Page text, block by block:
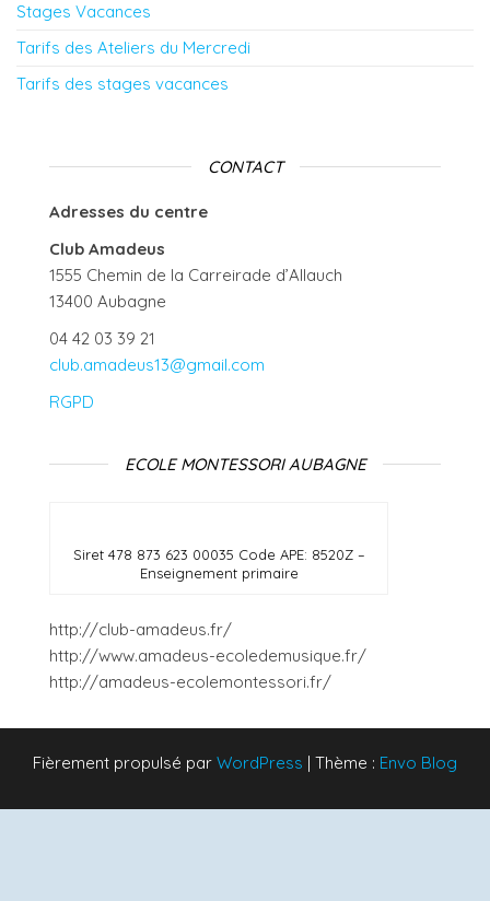
Stages Vacances
Tarifs des Ateliers du Mercredi
Tarifs des stages vacances
CONTACT
Adresses du centre
Club Amadeus
1555 Chemin de la Carreirade d’Allauch
13400 Aubagne
04 42 03 39 21
club.amadeus13@gmail.com
RGPD
ECOLE MONTESSORI AUBAGNE
Siret 478 873 623 00035 Code APE: 8520Z –
Enseignement primaire
http://club-amadeus.fr/
http://www.amadeus-ecoledemusique.fr/
http://amadeus-ecolemontessori.fr/
Fièrement propulsé par WordPress | Thème : Envo Blog